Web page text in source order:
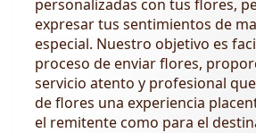
personalizadas con tus flores,
expresar tus sentimientos de
especial. Nuestro objetivo es
proceso de enviar flores,
servicio atento y profesional
de flores una experiencia
el remitente como para el